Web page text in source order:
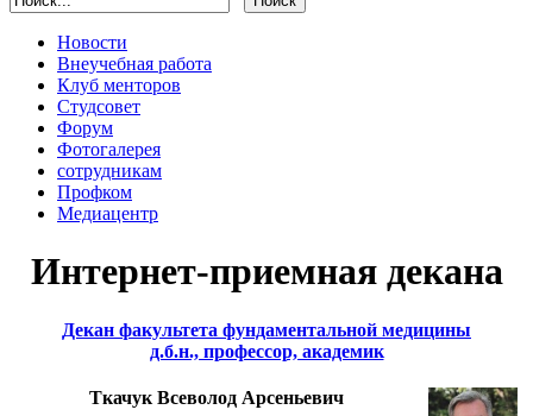
Новости
Внеучебная работа
Клуб менторов
Студсовет
Форум
Фотогалерея
сотрудникам
Профком
Медиацентр
Интернет-приемная декана
Декан факультета фундаментальной медицины
д.б.н., профессор, академик
Ткачук Всеволод Арсеньевич